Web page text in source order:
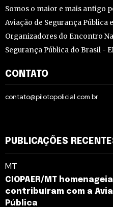
Somos o maior e mais antigo
Aviação de Segurança Pública
Organizadores do Encontro
Segurança Pública do Brasil -
CONTATO
contato@pilotopolicial.com.br
PUBLICAÇÕES
MT
CIOPAER/MT
contribuíram com a
Pública